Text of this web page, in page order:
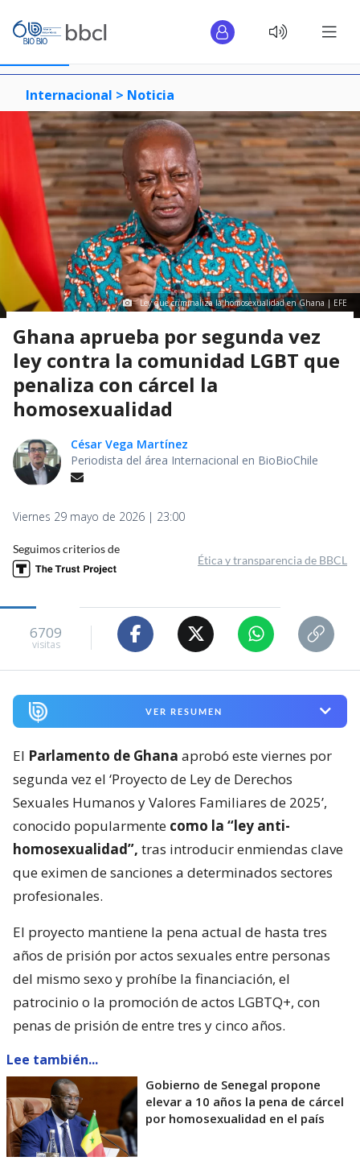
Internacional > Noticia
Ley que criminaliza la homosexualidad en Ghana | EFE
Ghana aprueba por segunda vez
ley contra la comunidad LGBT que
penaliza con cárcel la
homosexualidad
César Vega Martínez
Periodista del área Internacional en BioBioChile
Viernes 29 mayo de 2026 | 23:00
Seguimos criterios de
Ética y transparencia de BBCL
6709
visitas
VER RESUMEN
El Parlamento de Ghana aprobó este viernes por
segunda vez el ‘Proyecto de Ley de Derechos
Sexuales Humanos y Valores Familiares de 2025’,
conocido popularmente como la “ley anti-
homosexualidad”, tras introducir enmiendas clave
que eximen de sanciones a determinados sectores
profesionales.
El proyecto mantiene la pena actual de hasta tres
años de prisión por actos sexuales entre personas
del mismo sexo y prohíbe la financiación, el
patrocinio o la promoción de actos LGBTQ+, con
penas de prisión de entre tres y cinco años.
Lee también...
Gobierno de Senegal propone
elevar a 10 años la pena de cárcel
por homosexualidad en el país